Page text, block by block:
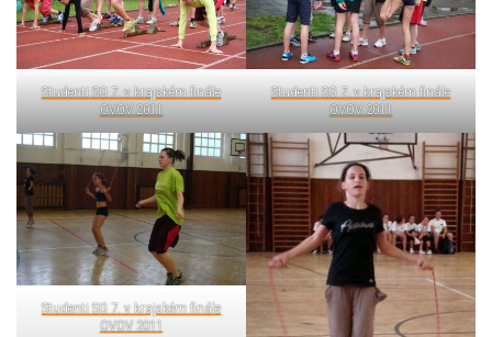
Studenti SG 7. v krajském finále
OVOV 2011
Studenti SG 7. v krajském finále
OVOV 2011
Studenti SG 7. v krajském finále
OVOV 2011